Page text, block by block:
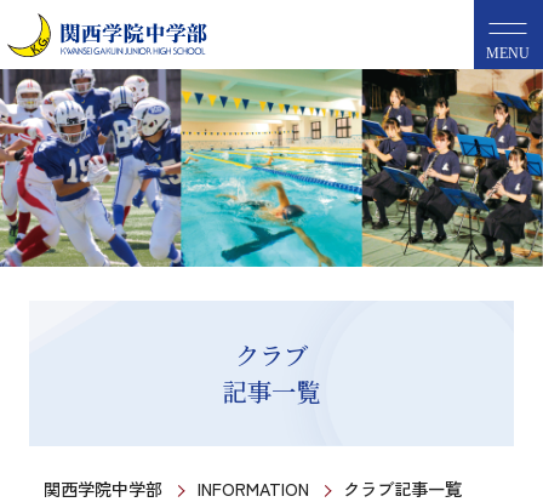
MENU
クラブ
記事一覧
関西学院中学部 INFORMATION クラブ記事一覧